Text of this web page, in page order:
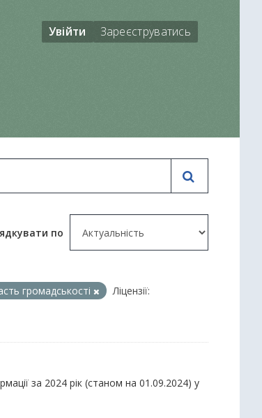
Увійти Зареєструватись
по
громадськості
Ліцензії:
за 2024 рік (станом на 01.09.2024) у